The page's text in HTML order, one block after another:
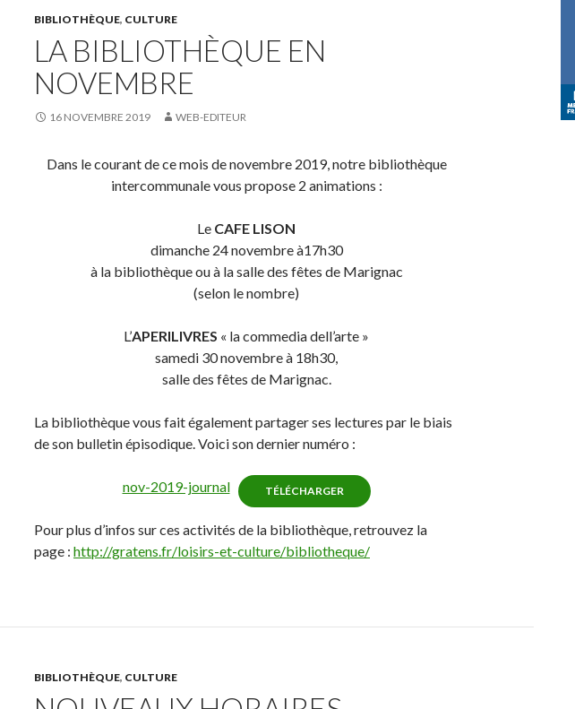
BIBLIOTHÈQUE, CULTURE
LA BIBLIOTHÈQUE EN
NOVEMBRE
16 NOVEMBRE 2019 WEB-EDITEUR
Dans le courant de ce mois de novembre 2019, notre bibliothèque
intercommunale vous propose 2 animations :
Le CAFE LISON
dimanche 24 novembre à17h30
à la bibliothèque ou à la salle des fêtes de Marignac
(selon le nombre)
L’APERILIVRES « la commedia dell’arte »
samedi 30 novembre à 18h30,
salle des fêtes de Marignac.
La bibliothèque vous fait également partager ses lectures par le biais
de son bulletin épisodique. Voici son dernier numéro :
nov-2019-journal TÉLÉCHARGER
Pour plus d’infos sur ces activités de la bibliothèque, retrouvez la
page : http://gratens.fr/loisirs-et-culture/bibliotheque/
BIBLIOTHÈQUE, CULTURE